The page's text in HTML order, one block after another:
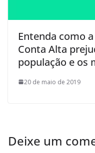
Entenda como
Conta Alta
população e os
20 de maio de 2019
Deixe um